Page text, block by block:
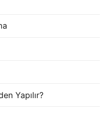
Yapılır?